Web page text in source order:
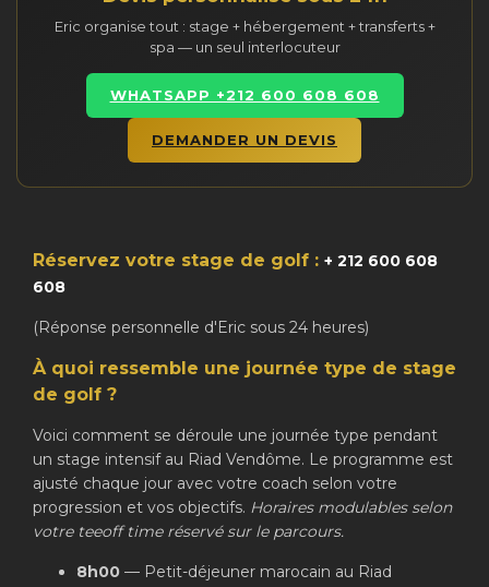
Eric organise tout : stage + hébergement + transferts +
spa — un seul interlocuteur
WHATSAPP +212 600 608 608
DEMANDER UN DEVIS
Réservez votre stage de golf : + 212 600 608
608
(Réponse personnelle d'Eric sous 24 heures)
À quoi ressemble une journée type de stage
de golf ?
Voici comment se déroule une journée type pendant
un stage intensif au Riad Vendôme. Le programme est
ajusté chaque jour avec votre coach selon votre
progression et vos objectifs. Horaires modulables selon
votre teeoff time réservé sur le parcours.
8h00 — Petit-déjeuner marocain au Riad